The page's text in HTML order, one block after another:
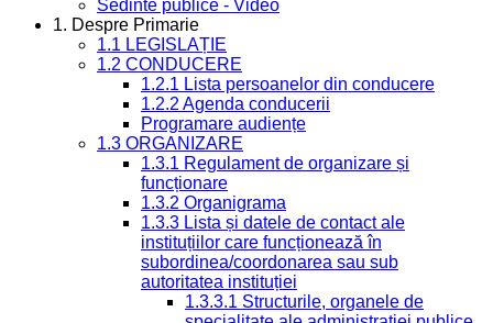
Sedinte publice - Video
1. Despre Primarie
1.1 LEGISLAȚIE
1.2 CONDUCERE
1.2.1 Lista persoanelor din conducere
1.2.2 Agenda conducerii
Programare audiențe
1.3 ORGANIZARE
1.3.1 Regulament de organizare și
funcționare
1.3.2 Organigrama
1.3.3 Lista și datele de contact ale
instituțiilor care funcționează în
subordinea/coordonarea sau sub
autoritatea instituției
1.3.3.1 Structurile, organele de